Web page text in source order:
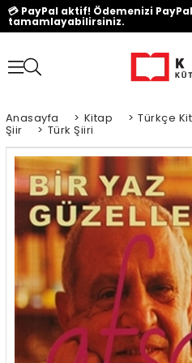
💳 PayPal aktif! Ödemenizi
tamamlayabilirsiniz.
Anasayfa > Kitap > Türkçe
Şiir > Türk Şiiri